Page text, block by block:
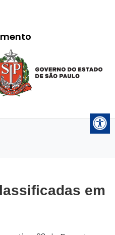
em